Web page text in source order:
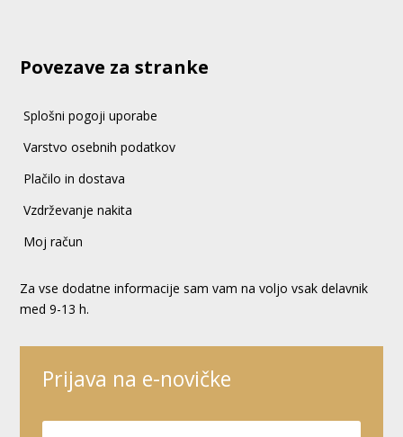
Povezave za stranke
Splošni pogoji uporabe
Varstvo osebnih podatkov
Plačilo in dostava
Vzdrževanje nakita
Moj račun
Za vse dodatne informacije sam vam na voljo vsak delavnik
med 9-13 h.
Prijava na e-novičke